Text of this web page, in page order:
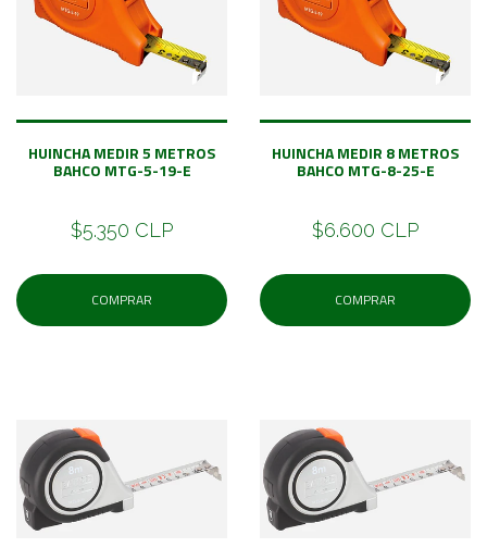
HUINCHA MEDIR 5 METROS
BAHCO MTG-5-19-E
$5.350 CLP
COMPRAR
HUINCHA MEDIR 8 METROS
BAHCO MTG-8-25-E
$6.600 CLP
COMPRAR